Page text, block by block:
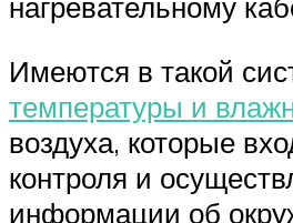
Имеются в такой
температуры и
воздуха, которые
контроля и
информации об